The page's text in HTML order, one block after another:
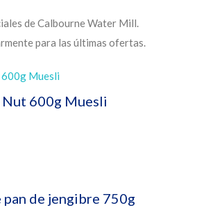
de Calbourne Water Mill.
para las últimas ofertas.
Nut 600g Muesli
pan de jengibre 750g